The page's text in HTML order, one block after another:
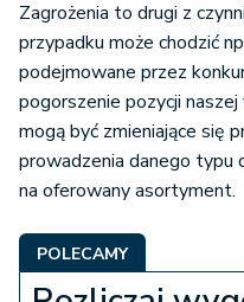
Zagrożenia to drugi z
przypadku może chodzić
podejmowane przez
pogorszenie pozycji
mogą być zmieniające się
prowadzenia danego typu
na oferowany asortyment.
POLECAMY